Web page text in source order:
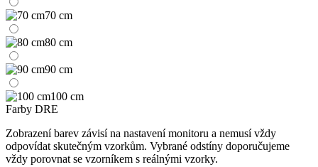
70 cm
80 cm
90 cm
100 cm
Farby DRE
Zobrazení barev závisí na nastavení monitoru a nemusí vždy
odpovídat skutečným vzorkům. Vybrané odstíny doporučujeme
vždy porovnat se vzorníkem s reálnými vzorky.